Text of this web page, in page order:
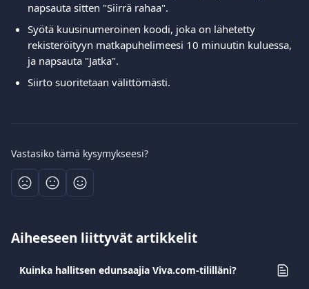
napsauta sitten "Siirrä rahaa".
Syötä kuusinumeroinen koodi, joka on lähetetty
rekisteröityyn matkapuhelimeesi 10 minuutin kuluessa,
ja napsauta "Jatka".
Siirto suoritetaan välittömästi.
Vastasiko tämä kysymykseesi?
Aiheeseen liittyvät artikkelit
Kuinka hallitsen edunsaajia Viva.com-tililläni?